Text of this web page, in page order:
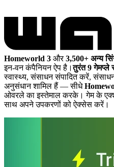
Homeworld 3 और3,500+ अन्य
इन-वन कंपैनियन ऐप है।तुरंत 9 गेमप्ले
स्वास्थ्य, संसाधन संपादित करें,
अनुसंधान शामिल हैं — सीधे
ओवरले का इस्तेमाल करके। गेम के
साथ अपने उपकरणों को ऐक्सेस करें।